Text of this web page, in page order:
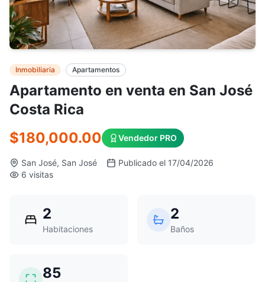
Apartamento en venta en San José
Costa Rica
Inmobiliaria Apartamentos
$180,000.00 Vendedor PRO
San José, San José
Publicado el 17/04/2026
6 visitas
2
Habitaciones
2
Baños
85